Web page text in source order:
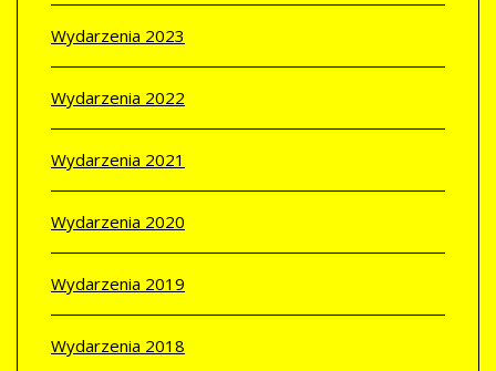
Wydarzenia 2023
Wydarzenia 2022
Wydarzenia 2021
Wydarzenia 2020
Wydarzenia 2019
Wydarzenia 2018